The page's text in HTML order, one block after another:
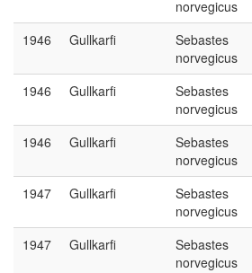
norvegicus
1946 Gullkarfi
Sebastes
norvegicus
1946 Gullkarfi
Sebastes
norvegicus
1946 Gullkarfi
Sebastes
norvegicus
1947 Gullkarfi
Sebastes
norvegicus
1947 Gullkarfi
Sebastes
norvegicus